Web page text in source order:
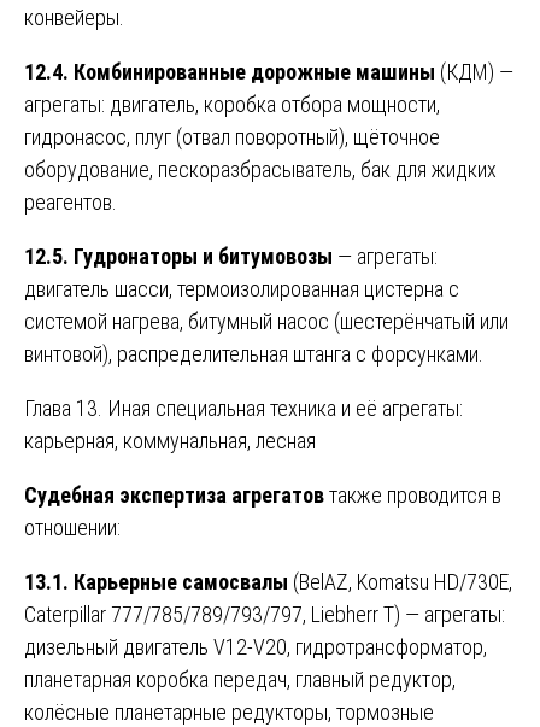
конвейеры.
12.4. Комбинированные дорожные машины (КДМ) —
агрегаты: двигатель, коробка отбора мощности,
гидронасос, плуг (отвал поворотный), щёточное
оборудование, пескоразбрасыватель, бак для жидких
реагентов.
12.5. Гудронаторы и битумовозы — агрегаты:
двигатель шасси, термоизолированная цистерна с
системой нагрева, битумный насос (шестерёнчатый или
винтовой), распределительная штанга с форсунками.
Глава 13. Иная специальная техника и её агрегаты:
карьерная, коммунальная, лесная
Судебная экспертиза агрегатовтакже проводится в
отношении:
13.1. Карьерные самосвалы (BelAZ, Komatsu HD/730E,
Caterpillar 777/785/789/793/797, Liebherr T) — агрегаты:
дизельный двигатель V12-V20, гидротрансформатор,
планетарная коробка передач, главный редуктор,
колёсные планетарные редукторы, тормозные